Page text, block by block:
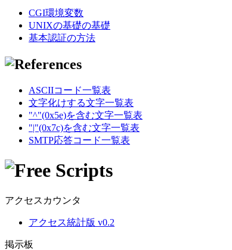
CGI環境変数
UNIXの基礎の基礎
基本認証の方法
ASCIIコード一覧表
文字化けする文字一覧表
"^"(0x5e)を含む文字一覧表
"|"(0x7c)を含む文字一覧表
SMTP応答コード一覧表
アクセスカウンタ
アクセス統計版 v0.2
掲示板